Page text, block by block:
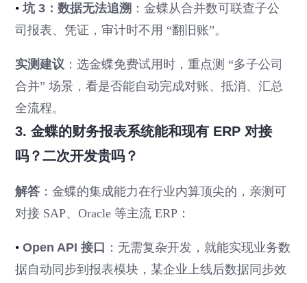
•坑 3：数据无法追溯 ：金蝶从合并数可联查子公
司报表、凭证，审计时不用 “翻旧账”。
实测建议 ：选金蝶免费试用时，重点测 “多子公司
合并” 场景，看是否能自动完成对账、抵消、汇总
全流程。
3. 金蝶的财务报表系统能和现有 ERP 对接
吗？二次开发贵吗？
解答 ：金蝶的集成能力在行业内算顶尖的，亲测可
对接 SAP、Oracle 等主流 ERP：
•Open API 接口 ：无需复杂开发，就能实现业务数
据自动同步到报表模块，某企业上线后数据同步效